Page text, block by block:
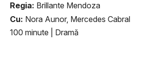
Regia: Brillante Mendoza
Cu: Nora Aunor, Mercedes Cabral
100 minute
Dramă